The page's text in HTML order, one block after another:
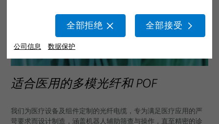
用于医疗系统的线缆组件
线束和电缆系统
定制化医疗线缆
线缆子系统
适合医用的多模光纤和 POF
我们为医疗设备及组件定制的光纤电缆，专为满足医疗应用的严
苛要求而设计制造，涵盖机器人辅助筛查与操作，直至精密的诊
全部拒绝 全部接受
公司信息 数据保护